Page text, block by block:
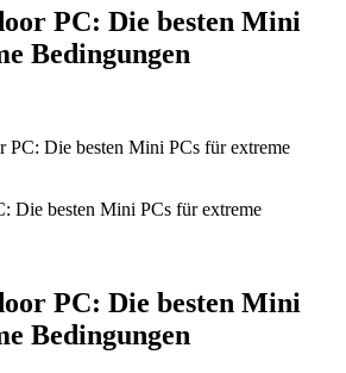
PC: Die besten Mini
Bedingungen
PC: Die besten Mini PCs für extreme
PC: Die besten Mini
Bedingungen